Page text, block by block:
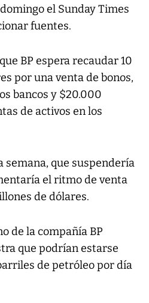
el Sunday Times
fuentes.
BP espera recaudar 10
por una venta de bonos,
bancos y $20.000
de activos en los
semana, que suspendería
el ritmo de venta
de dólares.
de la compañía BP
que podrían estarse
de petróleo por día